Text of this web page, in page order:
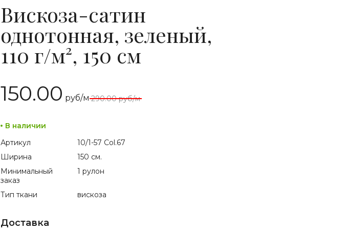
Вискоза-сатин
однотонная, зеленый,
110 г/м², 150 см
150.00 руб/м 290.00руб/м
В наличии
Артикул
10/1-57 Col.67
Ширина
150 см.
Минимальный
заказ
1 рулон
Тип ткани вискоза
Доставка